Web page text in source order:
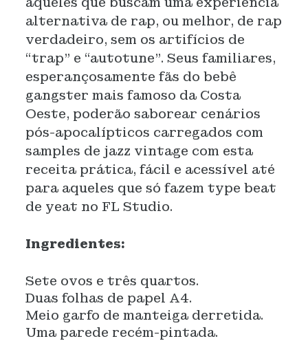
alternativa de rap, ou melhor, de rap
verdadeiro, sem os artifícios de
“trap” e “autotune”. Seus familiares,
esperançosamente fãs do bebê
gangster mais famoso da Costa
Oeste, poderão saborear cenários
pós-apocalípticos carregados com
samples de jazz vintage com esta
receita prática, fácil e acessível até
para aqueles que só fazem type beat
de yeat no FL Studio.
Ingredientes:
Sete ovos e três quartos.
Duas folhas de papel A4.
Meio garfo de manteiga derretida.
Uma parede recém-pintada.